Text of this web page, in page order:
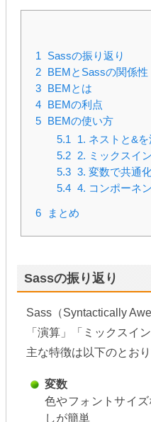
1
Sassの振り返り
2
BEMとSassの関係性
3
BEMとは
4
BEMの利点
5
BEMの使い方
5.1
1. ネストと&
5.2
2. ミックスイ
5.3 3. 変数で共通
5.4 4. コンポーネ
6 まとめ
Sassの振り返り
Sass（Syntactically
「演算」「ミックスイ
主な特徴は以下のとおり
変数
色やフォントサイ
しが簡単